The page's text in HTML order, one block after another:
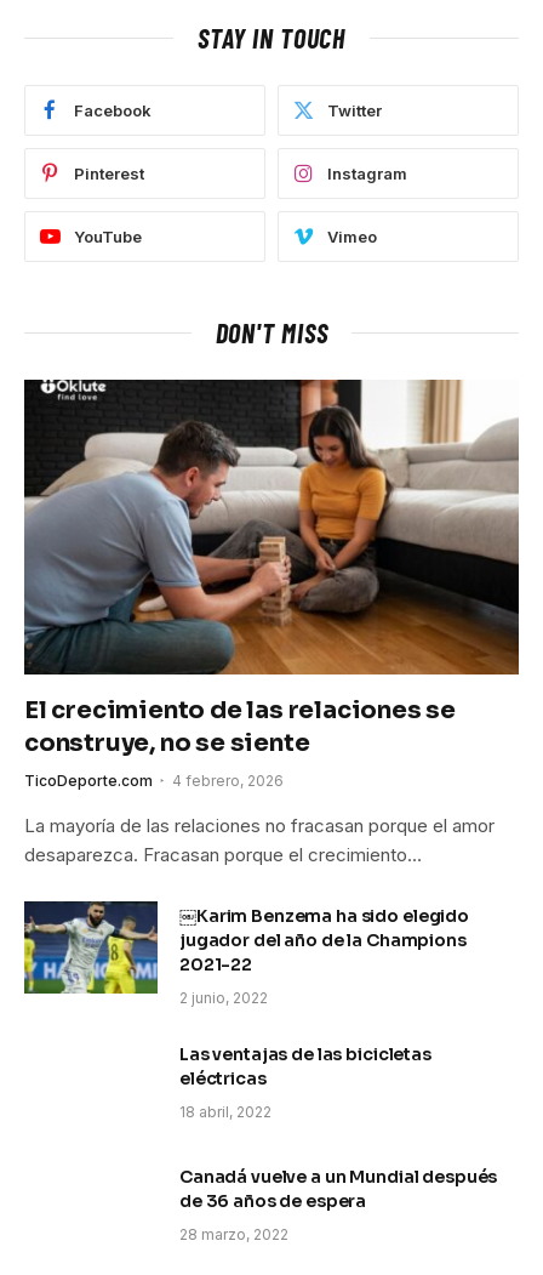
STAY IN TOUCH
Facebook Twitter
Pinterest Instagram
YouTube Vimeo
DON'T MISS
El crecimiento de las relaciones se
construye, no se siente
TicoDeporte.com 4 febrero, 2026
La mayoría de las relaciones no fracasan porque el amor
desaparezca. Fracasan porque el crecimiento…
￼Karim Benzema ha sido elegido
jugador del año de la Champions
2021-22
2 junio, 2022
Las ventajas de las bicicletas
eléctricas
18 abril, 2022
Canadá vuelve a un Mundial después
de 36 años de espera
28 marzo, 2022